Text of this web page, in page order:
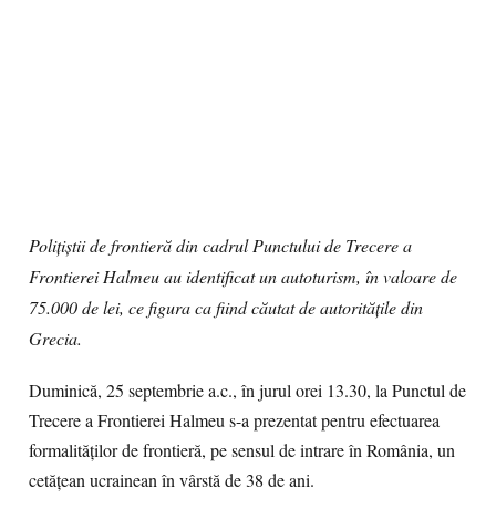
Polițiștii de frontieră din cadrul Punctului de Trecere a
Frontierei Halmeu au identificat un autoturism, în valoare de
75.000 de lei, ce figura ca fiind căutat de autoritățile din
Grecia.
Duminică, 25 septembrie a.c., în jurul orei 13.30, la Punctul de
Trecere a Frontierei Halmeu s-a prezentat pentru efectuarea
formalităţilor de frontieră, pe sensul de intrare în România, un
cetățean ucrainean în vârstă de 38 de ani.